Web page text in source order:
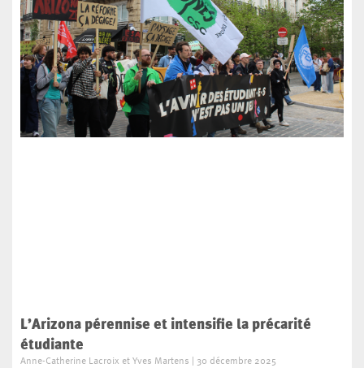
L’Arizona pérennise et intensifie la précarité
étudiante
Anne-Catherine Lacroix et Yves Martens 30 décembre 2025